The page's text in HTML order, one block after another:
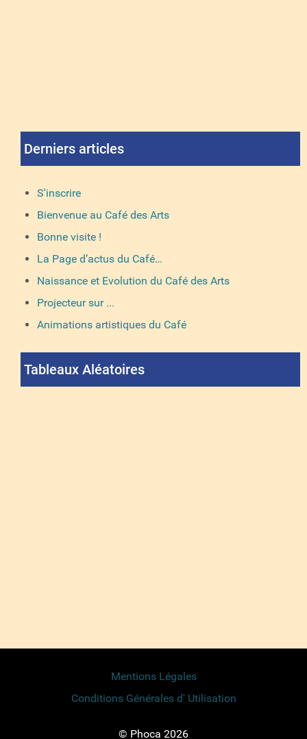
Derniers articles
S'inscrire
Bienvenue au Café des Arts
Bonne visite !
La Page d’actus du Café…
Naissance et Evolution du Café des Arts
Projecteur sur ...
Animations artistiques du Café
Tableaux Aléatoires
Mentions Légales
Conditions Générales d' Utilisation
© Phoca 2026